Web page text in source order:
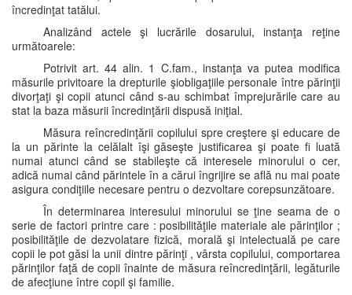
încredinţat tatălui.
Analizând actele şi lucrările dosarului, instanţa reţine
următoarele:
Potrivit art. 44 alin. 1 C.fam., instanţa va putea modifica
măsurile privitoare la drepturile şiobligaţiile personale între părinţii
divorţaţi şi copii atunci când s-au schimbat împrejurările care au
stat la baza măsurii încredinţării dispusă iniţial.
Măsura reîncredinţării copilului spre creştere şi educare de
la un părinte la celălalt îşi găseşte justificarea şi poate fi luată
numai atunci când se stabileşte că interesele minorului o cer,
adică numai când părintele în a cărui îngrijire se află nu mai poate
asigura condiţiile necesare pentru o dezvoltare corepsunzătoare.
În determinarea interesului minorului se ţine seama de o
serie de factori printre care : posibilităţile materiale ale părinţilor ;
posibilităţile de dezvolatare fizică, morală şi intelectuală pe care
copii le pot găsi la unii dintre părinţi , vârsta copilului, comportarea
părinţilor faţă de copii înainte de măsura reîncredinţării, legăturile
de afecţiune între copil şi familie.